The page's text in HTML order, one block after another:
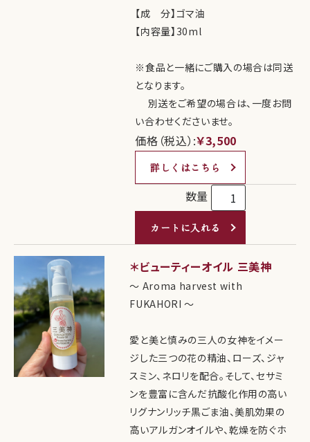
【成 分】ゴマ油
【内容量】30ml
※食品と一緒にご購入の場合は同送
となります。
別送をご希望の場合は、一度お問
い合わせくださいませ。
価格（税込）:￥3,500
詳しくはこちら
数量
カートに入れる
＊ビューティーオイル 三美神
～ Aroma harvest with
FUKAHORI ～
愛と美と慎みの三人の女神をイメー
ジした三つの花の精油、ローズ、ジャ
スミン、ネロリを配合。そして、セサミ
ンを豊富に含んだ抗酸化作用の高い
リグナンリッチ黒ごま油、美肌効果の
高いアルガンオイルや、乾燥を防ぐホ